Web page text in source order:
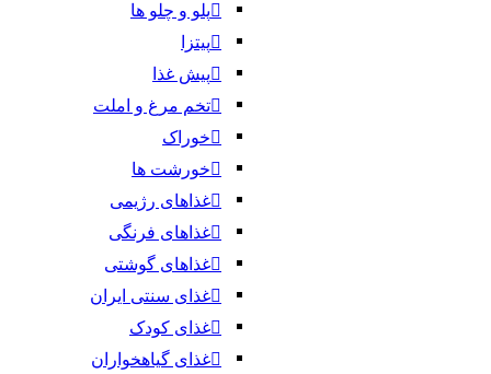
پلو و چلو ها
پیتزا
پیش غذا
تخم مرغ و املت
خوراک
خورشت ها
غذاهای رژیمی
غذاهای فرنگی
غذاهای گوشتی
غذای سنتی ایران
غذای کودک
غذای گیاهخواران